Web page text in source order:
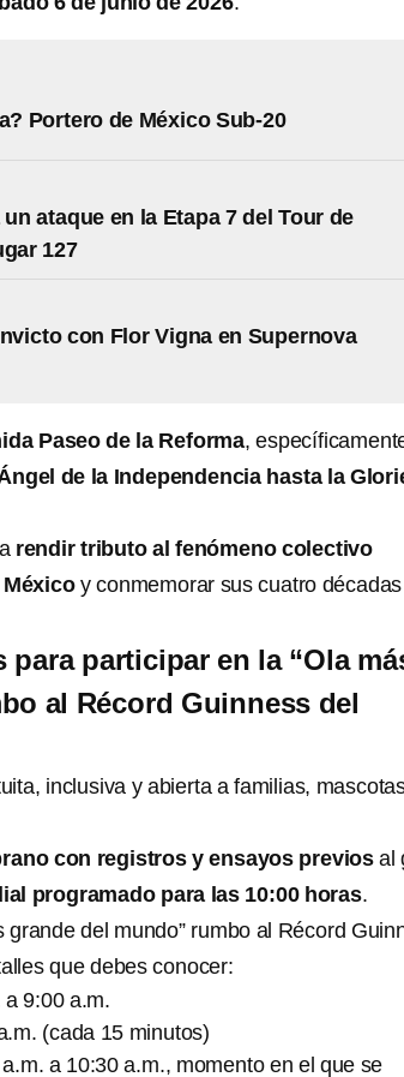
Portero de México Sub-20
ataque en la Etapa 7 del Tour de
127
con Flor Vigna en Supernova
Paseo de la Reforma,
de la Independencia hasta la
rendir tributo al fenómeno colectivo
México y conmemorar sus cuatro
participar en la “Ola
al Récord Guinness del
inclusiva y abierta a familias,
con registros y ensayos previos al
programado para las 10:00 horas.
grande del mundo” rumbo al Récord
que debes conocer:
9:00 a.m.
(cada 15 minutos)
a 10:30 a.m., momento en el que se